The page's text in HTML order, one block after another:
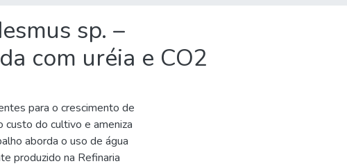
sp. –
com uréia e CO2
para o crescimento de
custo do cultivo e ameniza
aborda o uso de água
produzido na Refinaria